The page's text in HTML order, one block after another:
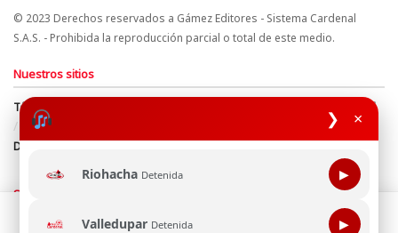
❯ ×
Riohacha Detenida ▶
Valledupar Detenida ▶
© 2023 Derechos reservados a Gámez Editores - Sistema Cardenal
S.A.S. - Prohibida la reproducción parcial o total de este medio.
Nuestros sitios
Términos y Condiciones
Derechos de Autor y Propiedad Intelectual
Política de uso de cookies
Política de Tratamiento de Datos
Directrices Editoriales
Síguenos
Esta página web usa cookie para mejorar tu experiencia de